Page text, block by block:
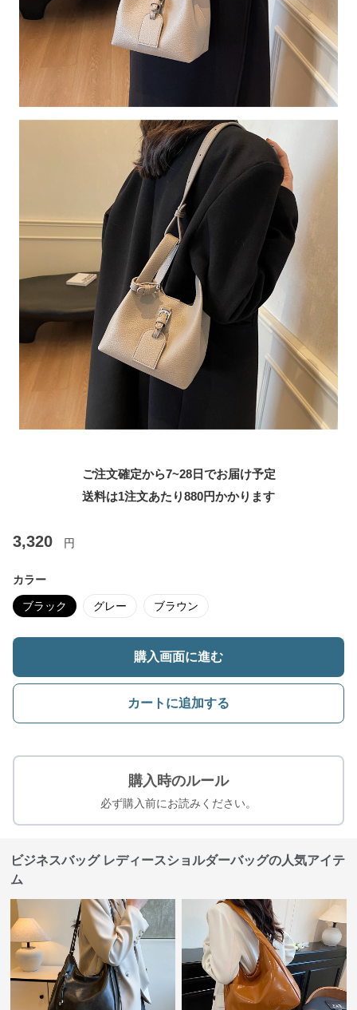
ご注文確定から7~28日でお届け予定
送料は1注文あたり880円かかります
3,320 円
カラー
ブラック グレー ブラウン
購入画面に進む
カートに追加する
購入時のルール
必ず購入前にお読みください。
ビジネスバッグ レディースショルダーバッグの人気アイテ
ム